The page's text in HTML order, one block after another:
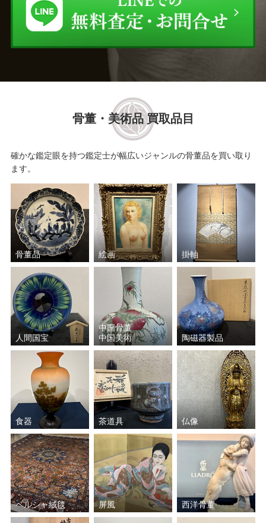
井上 圭史 サルバドール・ダリ
クロード・ワイズバッシュ
高畠達四郎 尾身周三
耳野 卯三郎 モイズ・キスリング
糸園 和三郎 舟木 誠一郎
林 喜市郎 ダニエル・ボネック
余村 展 ジャン・フォートリエ
櫃田 伸也 上野 憲男
西村 計雄 谷口 和正
田中 阿喜良 遠藤 昭吾
中西 繁 疋田 正章
木下 孝則 金子 國義
高光 一也 松任谷 國子
藤田 吉香 村田 省蔵
骨董・美術品 買取品目
確かな鑑定眼を持つ鑑定士が幅広いジャンルの骨董品を買い取り
ます。
骨董品 絵画 掛軸
人間国宝
中国骨董
中国美術
陶磁器製品
食器 茶道具 仏像
ペルシャ絨毯 屏風 西洋骨董